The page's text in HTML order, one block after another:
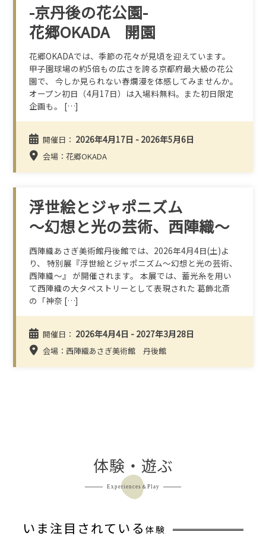
-京丹後の花公園-
花郷OKADA 開園
花郷OKADAでは、季節の花々が見頃を迎えています。
甲子園球場の約5倍もの広さを誇る京都府最大級の花公
園で、 今しか見られない春爛漫を体感してみませんか。
オープン初日（4月17日）は入場料無料。また初日限定
企画も。 […]
開催日： 2026年4月17日 - 2026年5月6日
会場：花郷OKADA
浮世絵とジャポニズム
～幻想と光の芸術、西陣織～
西陣織あさぎ美術館丹後館では、2026年4月4日(土)よ
り、 特別展『浮世絵とジャポニズム～幻想と光の芸術、
西陣織～』 が開催されます。 本展では、蓄光糸を用い
て西陣織の大タペストリーとして表現された 葛飾北斎
の「神奈 […]
開催日： 2026年4月4日 - 2027年3月28日
会場：西陣織あさぎ美術館 丹後館
体験・遊ぶ
Experiences＆Play
いま注目されている 体験